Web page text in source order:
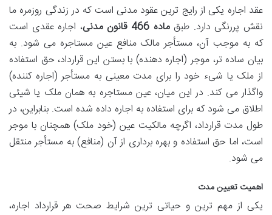
عقد اجاره یکی از رایج ترین عقود مدنی است که در زندگی روزمره ما
نقش پررنگی دارد. طبقماده 466 قانون مدنی
، اجاره عقدی است
که به موجب آن، مستأجر مالک منافع عین مستاجره می شود. به
بیان ساده تر، موجر (اجاره دهنده) با بستن این قرارداد، حق استفاده
از ملک یا شیء خود را برای مدت معینی به مستأجر (اجاره کننده)
واگذار می کند. در این میان، عین مستاجره به همان ملک یا شیئی
اطلاق می شود که برای استفاده به اجاره داده شده است. بنابراین، در
طول مدت قرارداد، اگرچه مالکیت عین (خود ملک) همچنان با موجر
است، اما حق استفاده و بهره برداری از آن (منافع) به مستأجر منتقل
می شود.
اهمیت تعیین مدت
یکی از مهم ترین و حیاتی ترین شرایط صحت هر قرارداد اجاره،